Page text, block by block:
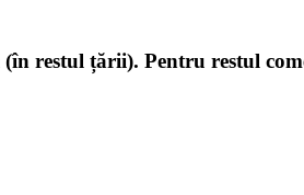
restul țării). Pentru restul